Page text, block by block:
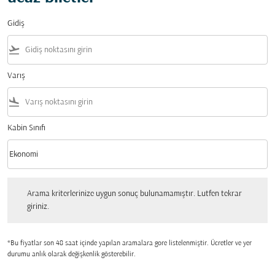
Gidiş
flight_takeoff
Varış
flight_land
Kabin Sınıfı
Kabin Sınıfı option Ekonomi Selected
Ekonomi
keyboard_arrow_down
Arama kriterlerinize uygun sonuç bulunamamıştır. Lutfen tekrar
giriniz.
*Bu fiyatlar son 48 saat içinde yapılan aramalara gore listelenmiştir. Ücretler ve yer
durumu anlık olarak değişkenlik gösterebilir.